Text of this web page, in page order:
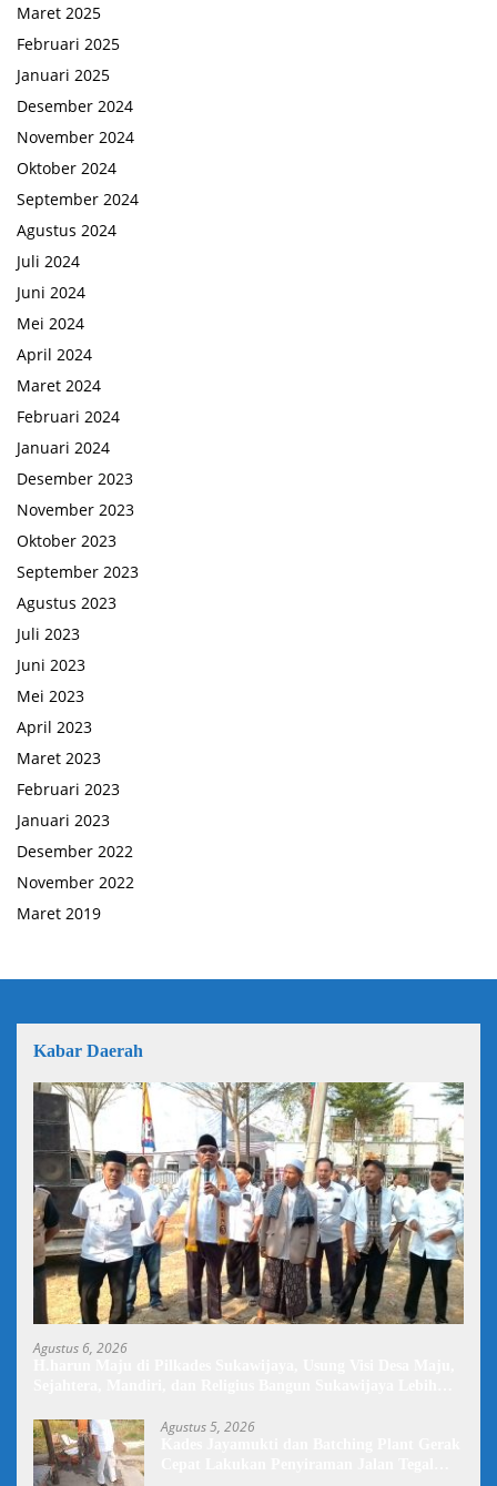
Maret 2025
Februari 2025
Januari 2025
Desember 2024
November 2024
Oktober 2024
September 2024
Agustus 2024
Juli 2024
Juni 2024
Mei 2024
April 2024
Maret 2024
Februari 2024
Januari 2024
Desember 2023
November 2023
Oktober 2023
September 2023
Agustus 2023
Juli 2023
Juni 2023
Mei 2023
April 2023
Maret 2023
Februari 2023
Januari 2023
Desember 2022
November 2022
Maret 2019
Kabar Daerah
Agustus 6, 2026
Agustus 5, 2026